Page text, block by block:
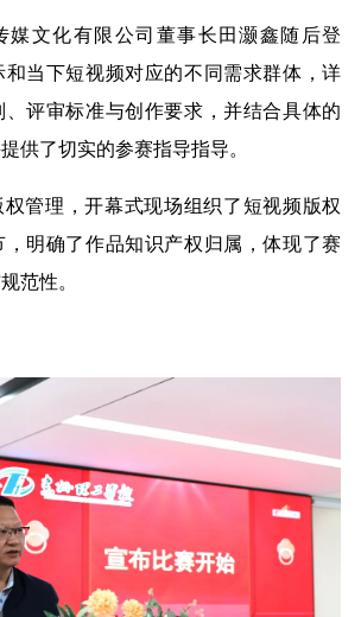
媒文化有限公司董事长田灏鑫随后登
和当下短视频对应的不同需求群体，详
评审标准与创作要求，并结合具体的
供了切实的参赛指导指导。
权管理，开幕式现场组织了短视频版权
，明确了作品知识产权归属，体现了赛
范性。